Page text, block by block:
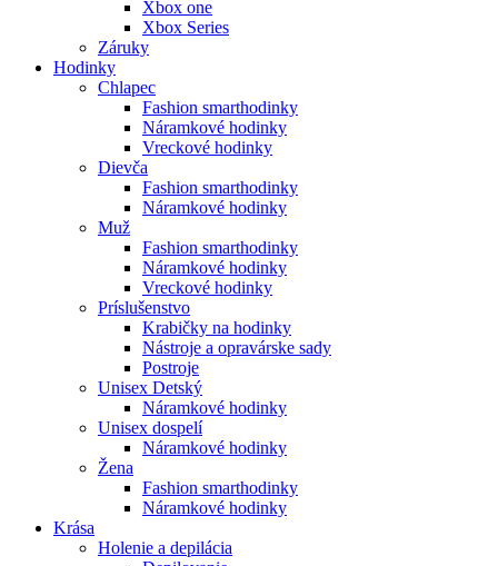
Xbox one
Xbox Series
Záruky
Hodinky
Chlapec
Fashion smarthodinky
Náramkové hodinky
Vreckové hodinky
Dievča
Fashion smarthodinky
Náramkové hodinky
Muž
Fashion smarthodinky
Náramkové hodinky
Vreckové hodinky
Príslušenstvo
Krabičky na hodinky
Nástroje a opravárske sady
Postroje
Unisex Detský
Náramkové hodinky
Unisex dospelí
Náramkové hodinky
Žena
Fashion smarthodinky
Náramkové hodinky
Krása
Holenie a depilácia